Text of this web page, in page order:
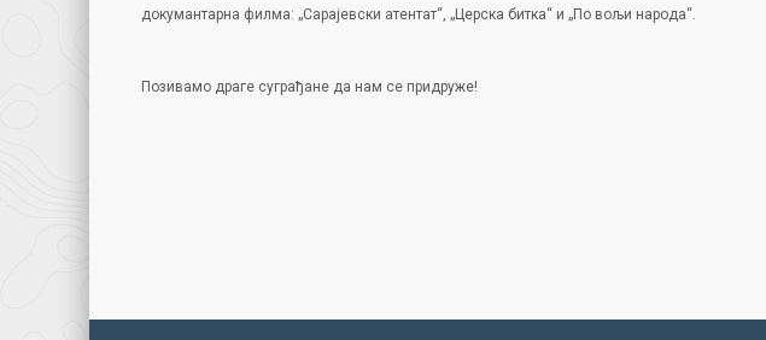
докумантарна филма: „Сарајевски атентат“, „Церска битка“ и „По вољи народа“.
Позивамо драге суграђане да нам се придруже!